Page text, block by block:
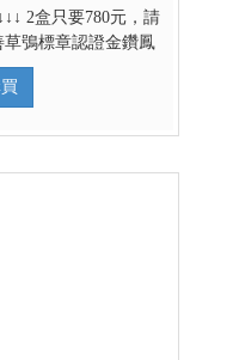
2盒只要780元，請
鴞標章認證金鑽鳳
無籽檸檬、四季檸
煉 -香、苦、酸、